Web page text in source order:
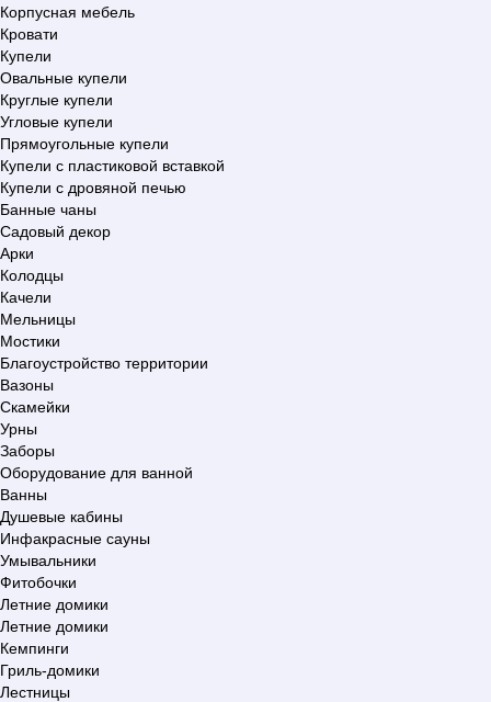
Корпусная мебель
Кровати
Купели
Овальные купели
Круглые купели
Угловые купели
Прямоугольные купели
Купели с пластиковой вставкой
Купели с дровяной печью
Банные чаны
Садовый декор
Арки
Колодцы
Качели
Мельницы
Мостики
Благоустройство территории
Вазоны
Скамейки
Урны
Заборы
Оборудование для ванной
Ванны
Душевые кабины
Инфакрасные сауны
Умывальники
Фитобочки
Летние домики
Летние домики
Кемпинги
Гриль-домики
Лестницы